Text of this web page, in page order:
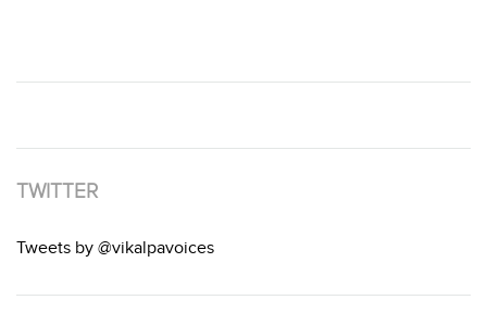
TWITTER
Tweets by @vikalpavoices